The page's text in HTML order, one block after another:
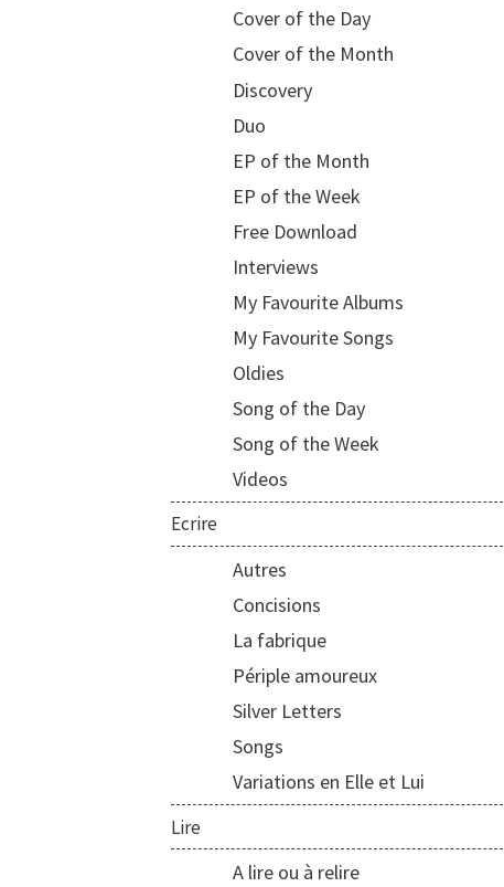
Cover of the Day
Cover of the Month
Discovery
Duo
EP of the Month
EP of the Week
Free Download
Interviews
My Favourite Albums
My Favourite Songs
Oldies
Song of the Day
Song of the Week
Videos
Ecrire
Autres
Concisions
La fabrique
Périple amoureux
Silver Letters
Songs
Variations en Elle et Lui
Lire
A lire ou à relire